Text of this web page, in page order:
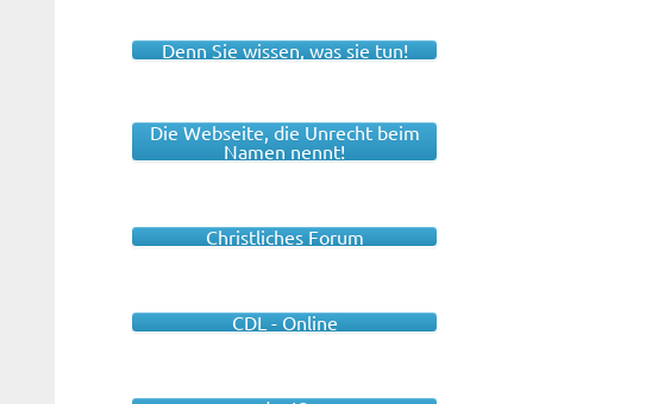
Denn Sie wissen, was sie tun!
Die Webseite, die Unrecht beim
Namen nennt!
Christliches Forum
CDL - Online